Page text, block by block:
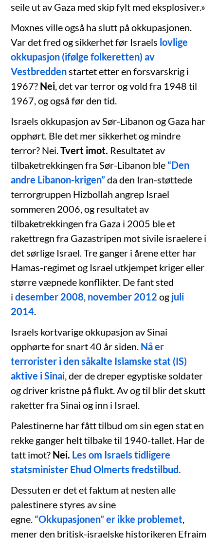
seile ut av Gaza med skip fylt med eksplosiver.»
Moxnes ville også ha slutt på okkupasjonen.
Var det fred og sikkerhet før Israels lovlige
okkupasjon (ifølge folkeretten) av
Vestbredden startet etter en forsvarskrig i
1967? Nei , det var terror og vold fra 1948 til
1967, og også før den tid.
Israels okkupasjon av Sør-Libanon og Gaza har
opphørt. Ble det mer sikkerhet og mindre
terror? Nei.Tvert imot. Resultatet av
tilbaketrekkingen fra Sør-Libanon ble “Den
andre Libanon-krigen” da den Iran-støttede
terrorgruppen Hizbollah angrep Israel
sommeren 2006, og resultatet av
tilbaketrekkingen fra Gaza i 2005 ble et
rakettregn fra Gazastripen mot sivile israelere i
det sørlige Israel. Tre ganger i årene etter har
Hamas-regimet og Israel utkjempet kriger eller
større væpnede konflikter. De fant sted
idesember 2008 november 2012 og juli
2014
Israels kortvarige okkupasjon av Sinai
opphørte for snart 40 år siden. Nå er
terrorister i den såkalte Islamske stat (IS)
aktive i Sinai , der de dreper egyptiske soldater
og driver kristne på flukt. Av og til blir det skutt
raketter fra Sinai og inn i Israel.
Palestinerne har fått tilbud om sin egen stat en
rekke ganger helt tilbake til 1940-tallet. Har de
tatt imot? Nei. Les om Israels tidligere
statsminister Ehud Olmerts fredstilbud.
Dessuten er det et faktum at nesten alle
palestinere styres av sine
egne. “Okkupasjonen” er ikke problemet
mener den britisk-israelske historikeren Efraim